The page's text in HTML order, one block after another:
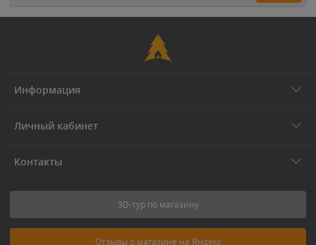
Информация
Личный кабинет
Контакты
3D-тур по магазину
Отзывы о магазине на Яндекс